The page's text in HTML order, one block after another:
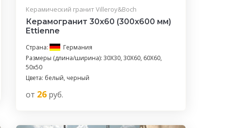
Керамический гранит Villeroy&Boch
Керамогранит 30x60 (300x600 мм)
Ettienne
Страна:
Германия
Размеры (длина/ширина): 30X30, 30X60, 60X60,
50x50
Цвета: белый, черный
от 26руб.